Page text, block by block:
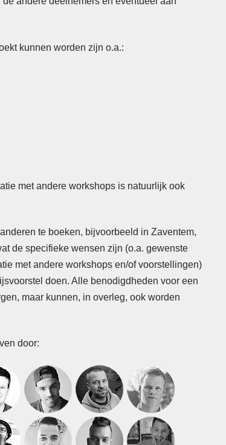
kunnen worden zijn o.a.:
met andere workshops is natuurlijk ook
te boeken, bijvoorbeeld in Zaventem,
de specifieke wensen zijn (o.a. gewenste
met andere workshops en/of voorstellingen)
doen. Alle benodigdheden voor een
maar kunnen, in overleg, ook worden
door: